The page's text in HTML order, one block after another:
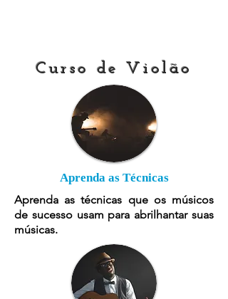
Curso de Violão
Aprenda as Técnicas
Aprenda as técnicas que os músicos
de sucesso usam para abrilhantar suas
músicas.